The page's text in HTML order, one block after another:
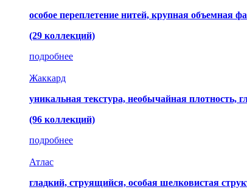
особое переплетение нитей, крупная объемная
(29 коллекций)
подробнее
Жаккард
уникальная текстура, необычайная
(96 коллекций)
подробнее
Атлас
гладкий, струящийся, особая шелковистая